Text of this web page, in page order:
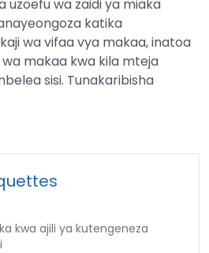
uzoefu wa zaidi ya miaka
katika
wa vifaa vya makaa, inatoa
makaa kwa kila mteja
sisi. Tunakaribisha
kwa ajili ya kutengeneza